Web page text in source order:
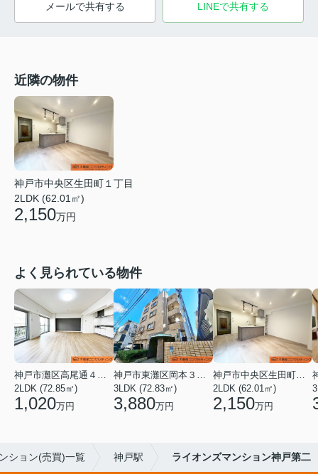
メールで共有する LINEで共有する
近隣の物件
神戸市中央区生田町１丁目
2LDK (62.01㎡)
2,150万円
よく見られている物件
神戸市灘区高尾通４丁目
2LDK (72.85㎡)
1,020万円
神戸市東灘区岡本３丁目
3LDK (72.83㎡)
3,880万円
神戸市中央区生田町１丁目
2LDK (62.01㎡)
2,150万円
ション(売買)一覧 神戸駅 ライオンズマンション神戸第二